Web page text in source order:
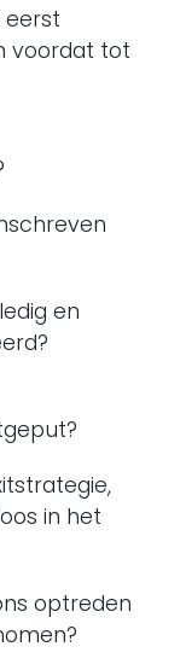
eerst
voordat tot
en
in het
optreden